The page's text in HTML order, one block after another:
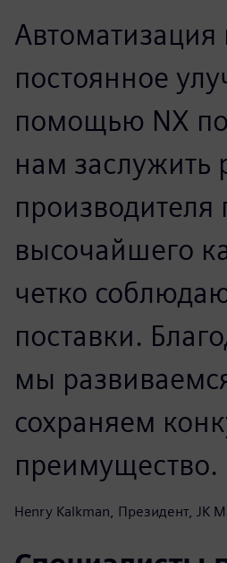
Автоматизация
постоянное
помощью NX
нам заслужить
высочайшего
четко
поставки.
мы
сохраняем
преимущество.
Henry Kalkman, Президент, JK